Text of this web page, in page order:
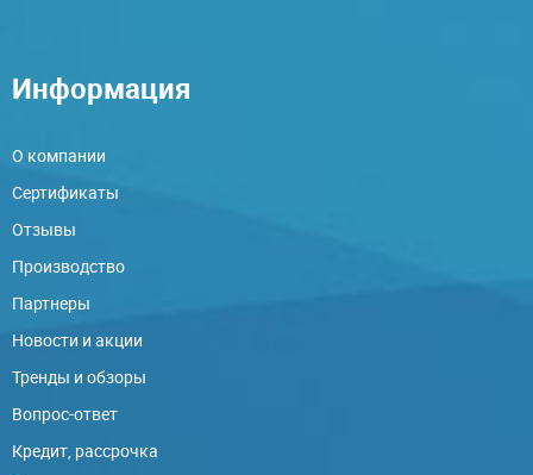
Информация
О компании
Сертификаты
Отзывы
Производство
Партнеры
Новости и акции
Тренды и обзоры
Вопрос-ответ
Кредит, рассрочка